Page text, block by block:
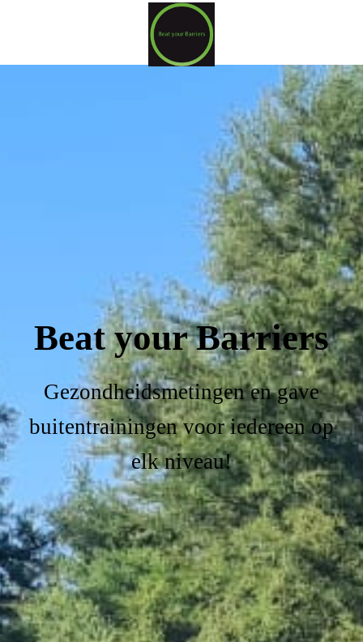
Beat your Barriers
Gezondheidsmetingen en gave
buitentrainingen voor iedereen op
elk niveau!